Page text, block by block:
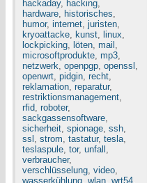
hackaday, hacking,
hardware, historisches,
humor, internet, juristen,
kryoattacke, kunst, linux,
lockpicking, löten, mail ,
microsoftprodukte, mp3,
netzwerk, openpgp, openssl ,
openwrt, pidgin, recht,
reklamation, reparatur,
restriktionsmanagement,
rfid, roboter,
sackgassensoftware,
sicherheit, spionage, ssh,
ssl , strom, tastatur, tesla,
teslaspule, tor, unfall ,
verbraucher,
verschlüsselung, video,
wasserkühlung, wlan, wrt54,